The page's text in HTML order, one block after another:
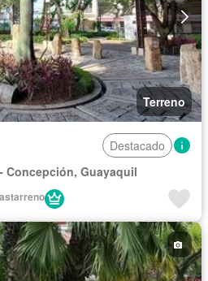
Terreno
Destacado
Concepción, Guayaquil